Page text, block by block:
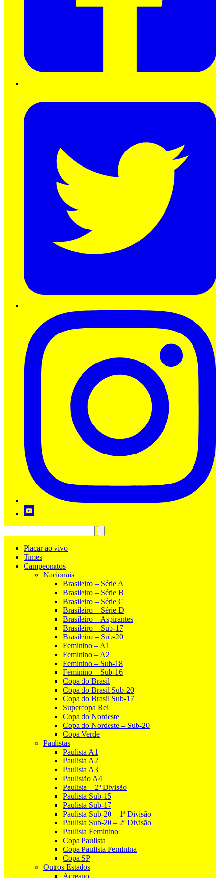
Placar ao vivo
Times
Campeonatos
Nacionais
Brasileiro – Série A
Brasileiro – Série B
Brasileiro – Série C
Brasileiro – Série D
Brasileiro – Aspirantes
Brasileiro – Sub-17
Brasileiro – Sub-20
Feminino – A1
Feminino – A2
Feminino – Sub-18
Feminino – Sub-16
Copa do Brasil
Copa do Brasil Sub-20
Copa do Brasil Sub-17
Supercopa Rei
Copa do Nordeste
Copa do Nordeste – Sub-20
Copa Verde
Paulistas
Paulista A1
Paulista A2
Paulista A3
Paulistão A4
Paulista – 2ª Divisão
Paulista Sub-15
Paulista Sub-17
Paulista Sub-20 – 1ª Divisão
Paulista Sub-20 – 2ª Divisão
Paulista Feminino
Copa Paulista
Copa Paulista Feminina
Copa SP
Outros Estados
Acreano